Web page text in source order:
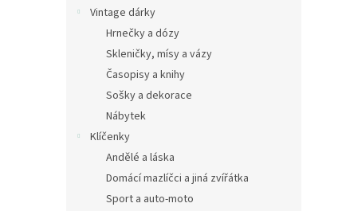
Vintage dárky
Hrnečky a dózy
Skleničky, mísy a vázy
Časopisy a knihy
Sošky a dekorace
Nábytek
Klíčenky
Andělé a láska
Domácí mazlíčci a jiná zvířátka
Sport a auto-moto